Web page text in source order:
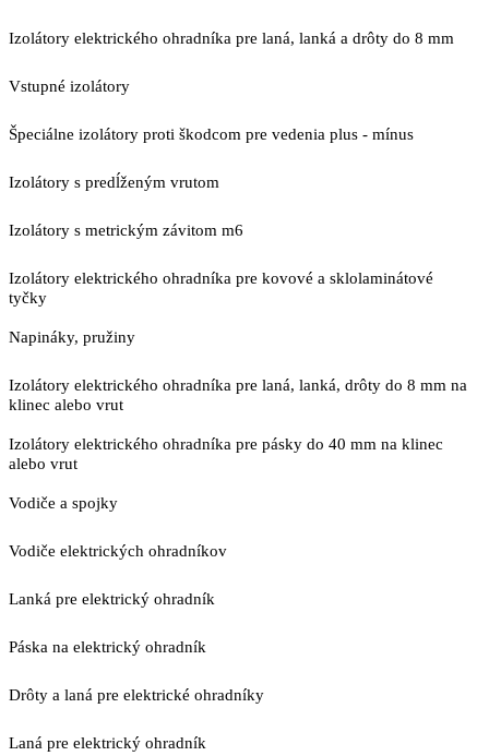
Izolátory elektrického ohradníka pre laná, lanká a drôty do 8 mm
Vstupné izolátory
Špeciálne izolátory proti škodcom pre vedenia plus - mínus
Izolátory s predĺženým vrutom
Izolátory s metrickým závitom m6
Izolátory elektrického ohradníka pre kovové a sklolaminátové
tyčky
Napináky, pružiny
Izolátory elektrického ohradníka pre laná, lanká, drôty do 8 mm na
klinec alebo vrut
Izolátory elektrického ohradníka pre pásky do 40 mm na klinec
alebo vrut
Vodiče a spojky
Vodiče elektrických ohradníkov
Lanká pre elektrický ohradník
Páska na elektrický ohradník
Drôty a laná pre elektrické ohradníky
Laná pre elektrický ohradník